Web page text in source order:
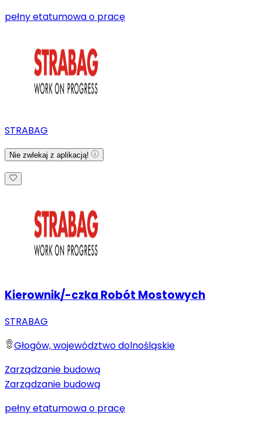
pełny etatumowa o pracę
STRABAG
Nie zwlekaj z aplikacją!
Kierownik/-czka Robót Mostowych
STRABAG
Głogów, województwo dolnośląskie
Zarządzanie budową
Zarządzanie budową
pełny etatumowa o pracę